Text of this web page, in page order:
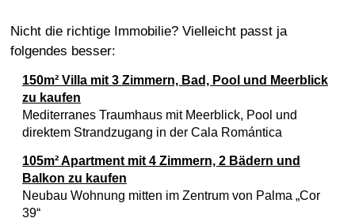
Nicht die richtige Immobilie? Vielleicht passt ja
folgendes besser:
150m² Villa mit 3 Zimmern, Bad, Pool und Meerblick
zu kaufen
Mediterranes Traumhaus mit Meerblick, Pool und
direktem Strandzugang in der Cala Romántica
105m² Apartment mit 4 Zimmern, 2 Bädern und
Balkon zu kaufen
Neubau Wohnung mitten im Zentrum von Palma „Cor
39“